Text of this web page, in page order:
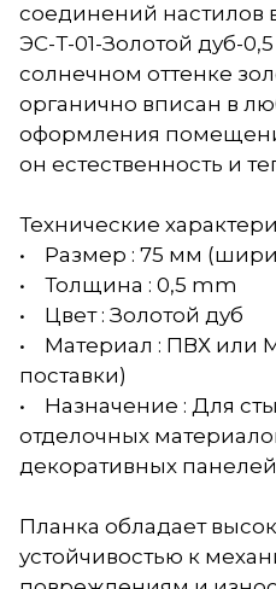
соединений настилов
ЭС-Т-01-Золотой дуб-
солнечном оттенке
органично вписан в
оформления
он естественность и
Технические
• Размер : 75 мм
• Толщина : 0,5 mm
• Цвет : Золотой дуб
• Материал : ПВХ или
поставки)
• Назначение : Для
отделочных
декоративных
Планка обладает
устойчивостью к